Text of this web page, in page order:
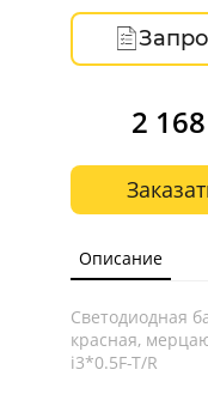
2
Описание
Светодиодная
красная,
i3*0.5F-T/R